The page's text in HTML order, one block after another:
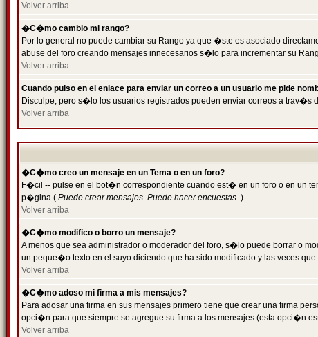
Volver arriba
�C�mo cambio mi rango?
Por lo general no puede cambiar su Rango ya que �ste es asociado
abuse del foro creando mensajes innecesarios s�lo para incrementar su
Volver arriba
Cuando pulso en el enlace para enviar un correo a un usuario me pide
Disculpe, pero s�lo los usuarios registrados pueden enviar correos a
Volver arriba
�C�mo creo un mensaje en un Tema o en un foro?
F�cil -- pulse en el bot�n correspondiente cuando est� en un foro o en un
p�gina ( Puede crear mensajes. Puede hacer encuestas..)
Volver arriba
�C�mo modifico o borro un mensaje?
A menos que sea administrador o moderador del foro, s�lo puede borrar o
un peque�o texto en el suyo diciendo que ha sido modificado y las veces
Volver arriba
�C�mo adoso mi firma a mis mensajes?
Para adosar una firma en sus mensajes primero tiene que crear una firma
opci�n para que siempre se agregue su firma a los mensajes (esta opci�n
Volver arriba